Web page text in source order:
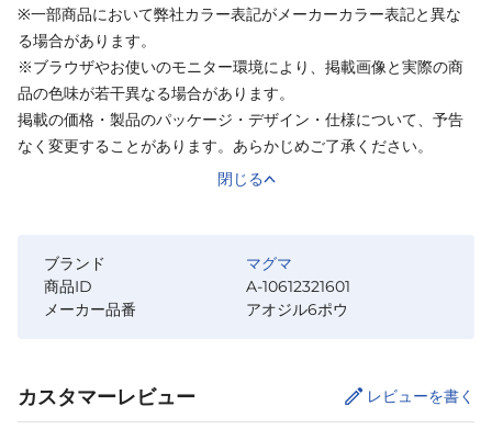
※一部商品において弊社カラー表記がメーカーカラー表記と異な
る場合があります。
※ブラウザやお使いのモニター環境により、掲載画像と実際の商
品の色味が若干異なる場合があります。
掲載の価格・製品のパッケージ・デザイン・仕様について、予告
なく変更することがあります。あらかじめご了承ください。
閉じる
ブランド
マグマ
商品ID
A-10612321601
メーカー品番
アオジル6ポウ
カスタマーレビュー レビューを書く